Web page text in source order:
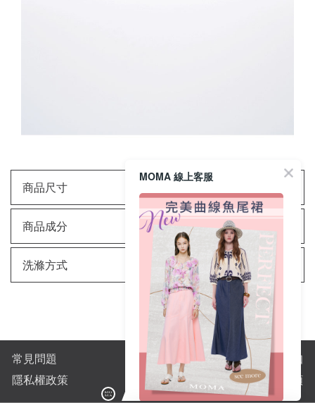
商品尺寸
商品成分
洗滌方式
常見問題
購物須知
隱私權政策
全站商品分類
MOMA 線上客服